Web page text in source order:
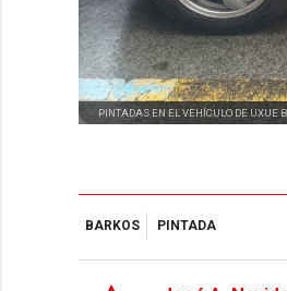
PINTADAS EN EL VEHÍCULO DE UXUE
BARKOS PINTADA